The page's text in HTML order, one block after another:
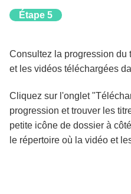
Étape 5
Consultez la progression du
et les vidéos téléchargées
Cliquez sur l'onglet
progression et trouver les
petite icône de dossier à
le répertoire où la vidéo et